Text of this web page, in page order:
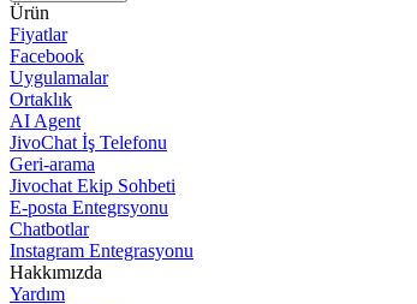
Ürün
Fiyatlar
Facebook
Uygulamalar
Ortaklık
AI Agent
JivoChat İş Telefonu
Geri-arama
Jivochat Ekip Sohbeti
E-posta Entegrsyonu
Chatbotlar
Instagram Entegrasyonu
Hakkımızda
Yardım